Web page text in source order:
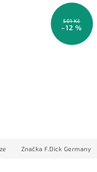
501 Kč
–12 %
Značka F.Dick Germany